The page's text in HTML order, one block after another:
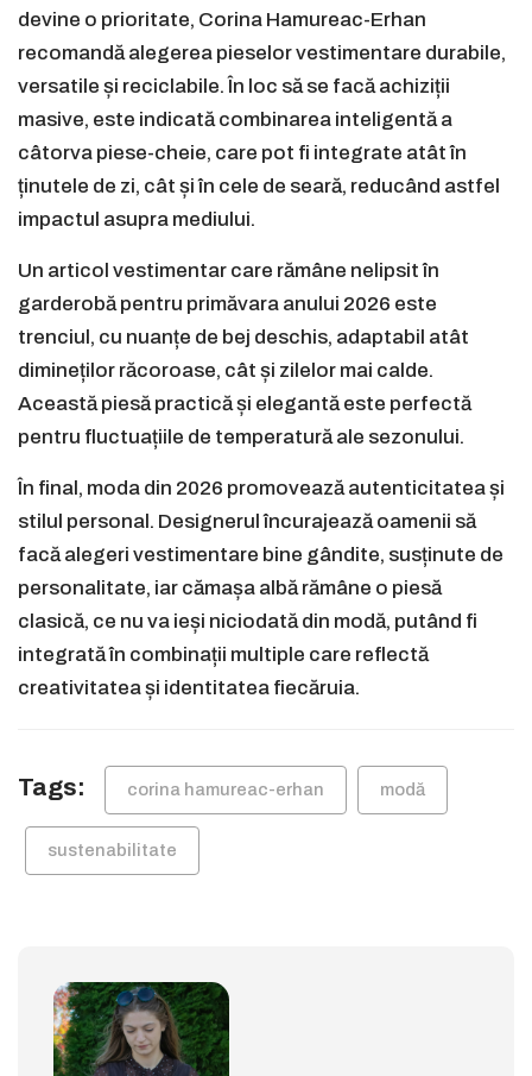
devine o prioritate, Corina Hamureac-Erhan
recomandă alegerea pieselor vestimentare durabile,
versatile și reciclabile. În loc să se facă achiziții
masive, este indicată combinarea inteligentă a
câtorva piese-cheie, care pot fi integrate atât în
ținutele de zi, cât și în cele de seară, reducând astfel
impactul asupra mediului.
Un articol vestimentar care rămâne nelipsit în
garderobă pentru primăvara anului 2026 este
trenciul, cu nuanțe de bej deschis, adaptabil atât
dimineților răcoroase, cât și zilelor mai calde.
Această piesă practică și elegantă este perfectă
pentru fluctuațiile de temperatură ale sezonului.
În final, moda din 2026 promovează autenticitatea și
stilul personal. Designerul încurajează oamenii să
facă alegeri vestimentare bine gândite, susținute de
personalitate, iar cămașa albă rămâne o piesă
clasică, ce nu va ieși niciodată din modă, putând fi
integrată în combinații multiple care reflectă
creativitatea și identitatea fiecăruia.
Tags: corina hamureac-erhan modă
sustenabilitate